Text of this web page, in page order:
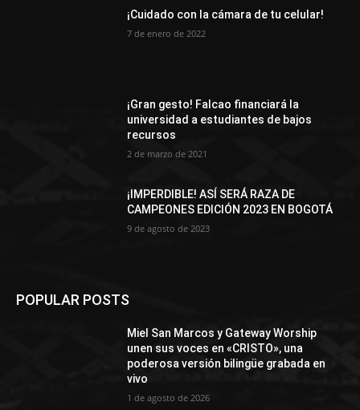
¡Cuidado con la cámara de tu celular!
7 de enero de 2022
¡Gran gesto! Falcao financiará la
universidad a estudiantes de bajos
recursos
2 de marzo de 2021
¡IMPERDIBLE! ASÍ SERÁ RAZA DE
CAMPEONES EDICIÓN 2023 EN BOGOTÁ
9 de agosto de 2023
POPULAR POSTS
Miel San Marcos y Gateway Worship
unen sus voces en «CRISTO», una
poderosa versión bilingüe grabada en
vivo
1 de agosto de 2026